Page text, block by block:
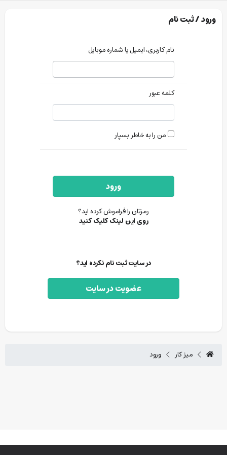
ورود / ثبت نام
نام کاربری، ایمیل یا شماره موبایل
کلمه عبور
من را به خاطر بسپار
ورود
رمزتان را فراموش کرده اید؟
روی این لینک کلیک کنید
در سایت ثبت نام نکرده اید؟
عضویت در سایت
میز کار ورود